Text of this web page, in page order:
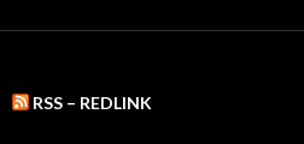
RSS – REDLINK